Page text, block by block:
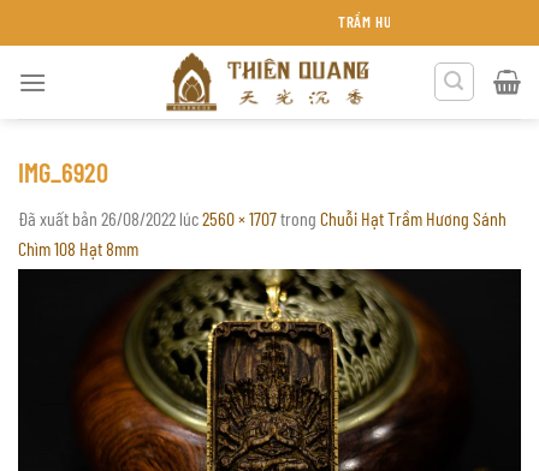
đến
TRẦM HƯƠNG THIÊN QUANG KHÁNH
IMG_6920
Đã xuất bản 26/08/2022 lúc2560 × 1707trong Chuỗi Hạt Trầm Hương Sánh
Chìm 108 Hạt 8mm